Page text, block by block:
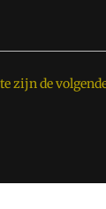
zijn de